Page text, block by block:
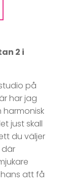
2 i
på
har jag
harmonisk
just skall
du väljer
att få